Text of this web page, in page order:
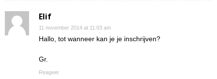
Elif
11 november 2014 at 11:03 am
Hallo, tot wanneer kan je je inschrijven?
Gr.
Reageer